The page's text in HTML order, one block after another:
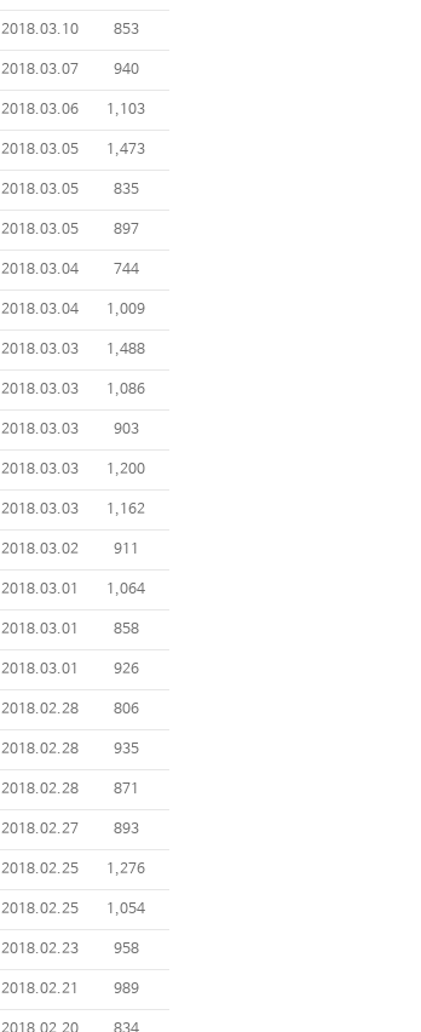
2018.03.10 853
2018.03.07 940
2018.03.06 1,103
2018.03.05 1,473
2018.03.05 835
2018.03.05 897
2018.03.04 744
2018.03.04 1,009
2018.03.03 1,488
2018.03.03 1,086
2018.03.03 903
2018.03.03 1,200
2018.03.03 1,162
2018.03.02 911
2018.03.01 1,064
2018.03.01 858
2018.03.01 926
2018.02.28 806
2018.02.28 935
2018.02.28 871
2018.02.27 893
2018.02.25 1,276
2018.02.25 1,054
2018.02.23 958
2018.02.21 989